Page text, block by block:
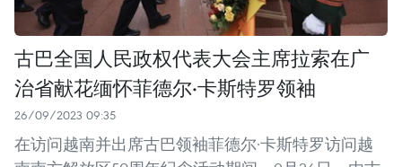
古巴全国人民政权代表大会主席拉索在广
治省献花缅怀菲德尔·卡斯特罗领袖
26/09/2023 09:35
在访问越南并出席古巴领袖菲德尔·卡斯特罗访问越